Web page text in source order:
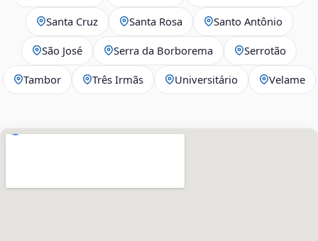
Santa Cruz Santa Rosa Santo Antônio
São José Serra da Borborema Serrotão
Tambor Três Irmãs Universitário Velame